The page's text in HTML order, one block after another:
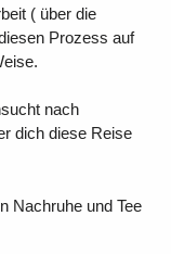
( über die
Prozess auf
nach
dich diese Reise
Nachruhe und Tee